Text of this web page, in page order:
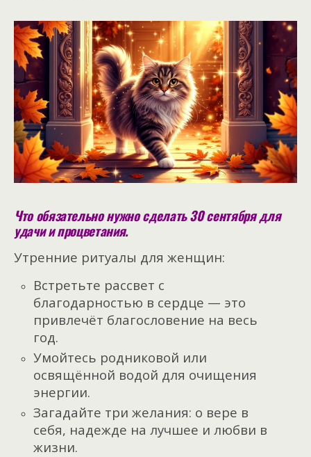
Что обязательно нужно сделать 30 сентября для
удачи и процветания.
Утренние ритуалы для женщин:
Встретьте рассвет с
благодарностью в сердце — это
привлечёт благословение на весь
год.
Умойтесь родниковой или
освящённой водой для очищения
энергии.
Загадайте три желания: о вере в
себя, надежде на лучшее и любви в
жизни.